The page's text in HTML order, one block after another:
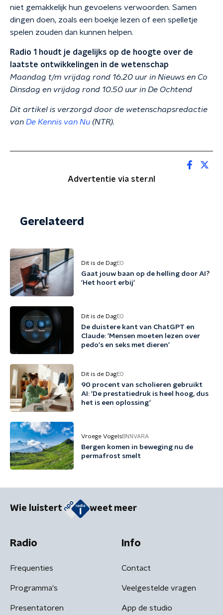
niet gemakkelijk hun gevoelens verwoorden. Samen
dingen doen, zoals een boekje lezen of een spelletje
spelen zouden dan kunnen helpen.
Radio 1 houdt je dagelijks op de hoogte over de
laatste ontwikkelingen in de wetenschap
Maandag t/m vrijdag rond 16.20 uur in Nieuws en Co
Dinsdag en vrijdag rond 10.50 uur in De Ochtend
Dit artikel is verzorgd door de wetenschapsredactie
van De Kennis van Nu (NTR).
Advertentie via ster.nl
Gerelateerd
Dit is de DagEO
Gaat jouw baan op de helling door AI?
'Het hoort erbij'
Dit is de DagEO
De duistere kant van ChatGPT en
Claude: 'Mensen moeten lezen over
pedo's en seks met dieren'
Dit is de DagEO
90 procent van scholieren gebruikt
AI: 'De prestatiedruk is heel hoog, dus
het is een oplossing'
Vroege VogelsBNNVARA
Bergen komen in beweging nu de
permafrost smelt
Wie luistert weet meer
Radio
Frequenties
Programma's
Presentatoren
Info
Contact
Veelgestelde vragen
App de studio